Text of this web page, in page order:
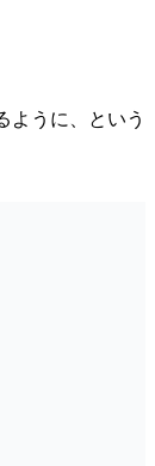
ように、という